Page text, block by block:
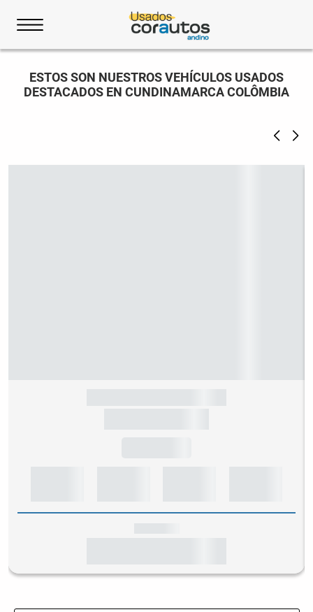
ESTOS SON NUESTROS VEHÍCULOS USADOS
DESTACADOS EN CUNDINAMARCA COLÔMBIA